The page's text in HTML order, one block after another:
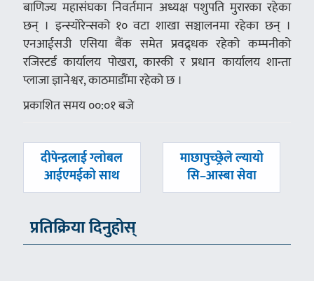
बाणिज्य महासंघका निवर्तमान अध्यक्ष पशुपति मुरारका रहेका
छन् । इन्स्योरेन्सको १० वटा शाखा सञ्चालनमा रहेका छन् ।
एनआईसउी एसिया बैंक समेत प्रवद्र्धक रहेको कम्पनीको
रजिस्टर्ड कार्यालय पोखरा, कास्की र प्रधान कार्यालय शान्ता
प्लाजा ज्ञानेश्वर, काठमाडौंमा रहेको छ ।
प्रकाशित समय ००:०१ बजे
पछिल्लाे
दीपेन्द्रलाई ग्लोबल
आईएमईको साथ
अघिल्लाे
माछापुच्छ्रेले ल्यायो
सि–आस्बा सेवा
प्रतिक्रिया दिनुहोस्